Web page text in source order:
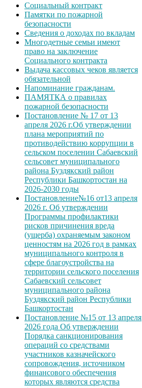
Социальный контракт
Памятки по пожарной
безопасности
Сведения о доходах по вкладам
Многодетные семьи имеют
право на заключение
Социального контракта
Выдача кассовых чеков является
обязательной
Напоминание гражданам.
ПАМЯТКА о правилах
пожарной безопасности
Постановление № 17 от 13
апреля 2026 г.Об утверждении
плана мероприятий по
противодействию коррупции в
сельском поселении Сабаевский
сельсовет муниципального
района Буздякский район
Республики Башкортостан на
2026-2030 годы
Постановление№16 от13 апреля
2026 г. Об утверждении
Программы профилактики
рисков причинения вреда
(ущерба) охраняемым законом
ценностям на 2026 год в рамках
муниципального контроля в
сфере благоустройства на
территории сельского поселения
Сабаевский сельсовет
муниципального района
Буздякский район Республики
Башкортостан
Постановление №15 от 13 апреля
2026 года Об утверждении
Порядка санкционирования
операций со средствами
участников казначейского
сопровождения, источником
финансового обеспечения
которых являются средства